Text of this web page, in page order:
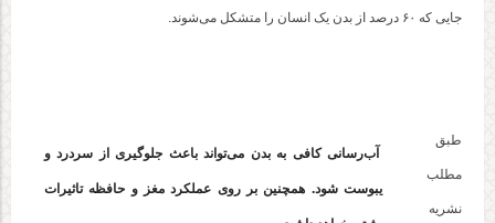
جایی که ۶۰ درصد از بدن یک انسان را متشکل می‌شوند.
آب‌رسانی کافی به بدن می‌تواند باعث جلوگیری از سردرد و
یبوست شود. همچنین بر روی عملکرد مغز و حافظه تاثیرات
طبق
مطلب
نشریه